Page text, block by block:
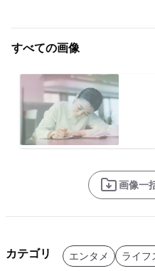
すべての画像
画像一
カテゴリ エンタメ ライフ